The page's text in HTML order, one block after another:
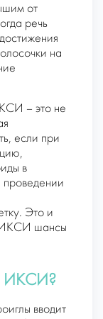
от
речь
на
– это не
если при
в
проведении
Это и
ИКСИ шансы
ИКСИ?
вводит